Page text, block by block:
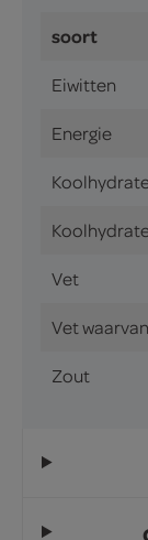
soort
Eiwitten
Energie
Vet
Vet
Zout